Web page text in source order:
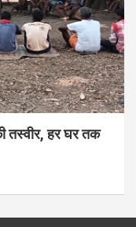
तस्वीर, हर घर तक